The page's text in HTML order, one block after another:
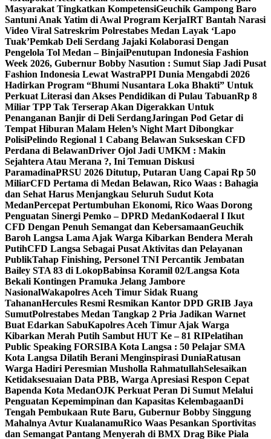
Masyarakat Tingkatkan KompetensiGeuchik Gampong Baro
Santuni Anak Yatim di Awal Program KerjaIRT Bantah Narasi
Video Viral Satreskrim Polrestabes Medan Layak ‘Lapo
Tuak’Pemkab Deli Serdang Jajaki Kolaborasi Dengan
Pengelola Tol Medan – BinjaiPenutupan Indonesia Fashion
Week 2026, Gubernur Bobby Nasution : Sumut Siap Jadi Pusat
Fashion Indonesia Lewat WastraPPI Dunia Mengabdi 2026
Hadirkan Program “Bhumi Nusantara Loka Bhakti” Untuk
Perkuat Literasi dan Akses Pendidikan di Pulau TabuanRp 8
Miliar TPP Tak Terserap Akan Digerakkan Untuk
Penanganan Banjir di Deli SerdangJaringan Pod Getar di
Tempat Hiburan Malam Helen’s Night Mart Dibongkar
PolisiPelindo Regional 1 Cabang Belawan Sukseskan CFD
Perdana di BelawanDriver Ojol Jadi UMKM : Makin
Sejahtera Atau Merana ?, Ini Temuan Diskusi
ParamadinaPRSU 2026 Ditutup, Putaran Uang Capai Rp 50
MiliarCFD Pertama di Medan Belawan, Rico Waas : Bahagia
dan Sehat Harus Menjangkau Seluruh Sudut Kota
MedanPercepat Pertumbuhan Ekonomi, Rico Waas Dorong
Penguatan Sinergi Pemko – DPRD MedanKodaeral I Ikut
CFD Dengan Penuh Semangat dan KebersamaanGeuchik
Baroh Langsa Lama Ajak Warga Kibarkan Bendera Merah
PutihCFD Langsa Sebagai Pusat Aktivitas dan Pelayanan
PublikTahap Finishing, Personel TNI Percantik Jembatan
Bailey STA 83 di LokopBabinsa Koramil 02/Langsa Kota
Bekali Kontingen Pramuka Jelang Jambore
NasionalWakapolres Aceh Timur Sidak Ruang
TahananHercules Resmi Resmikan Kantor DPD GRIB Jaya
SumutPolrestabes Medan Tangkap 2 Pria Jadikan Warnet
Buat Edarkan SabuKapolres Aceh Timur Ajak Warga
Kibarkan Merah Putih Sambut HUT Ke – 81 RIPelatihan
Public Speaking FORSIBA Kota Langsa : 50 Pelajar SMA
Kota Langsa Dilatih Berani Menginspirasi DuniaRatusan
Warga Hadiri Peresmian Musholla RahmatullahSelesaikan
Ketidaksesuaian Data PBB, Warga Apresiasi Respon Cepat
Bapenda Kota MedanOJK Perkuat Peran Di Sumut Melalui
Penguatan Kepemimpinan dan Kapasitas KelembagaanDi
Tengah Pembukaan Rute Baru, Gubernur Bobby Singgung
Mahalnya Avtur KualanamuRico Waas Pesankan Sportivitas
dan Semangat Pantang Menyerah di BMX Drag Bike Piala